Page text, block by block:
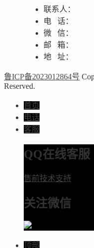
联系人：
电 话：
微 信：
邮 箱：
地 址：
鲁ICP备2023012864号
Reserved.
首页
电话
客服
QQ在线客服
售前技术支持
关注微信
顶部